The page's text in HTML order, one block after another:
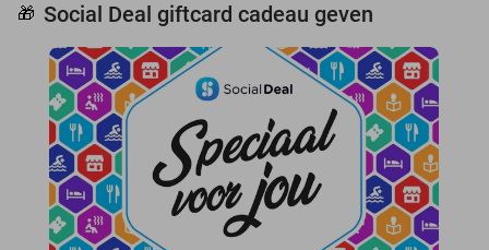
🎁 Social Deal giftcard cadeau geven